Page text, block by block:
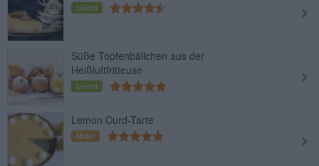
Leicht
Süße Topfenbällchen aus der
Heißluftfritteuse
Leicht
Lemon Curd-Tarte
Mittel